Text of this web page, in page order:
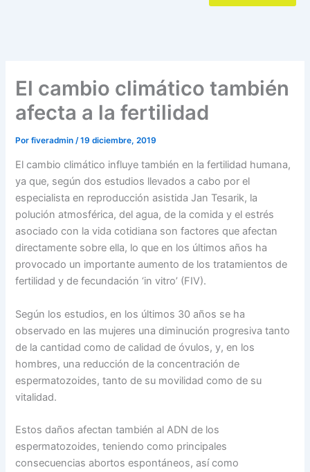
El cambio climático también
afecta a la fertilidad
Porfiveradmin /19 diciembre, 2019
El cambio climático influye también en la fertilidad humana,
ya que, según dos estudios llevados a cabo por el
especialista en reproducción asistida Jan Tesarik, la
polución atmosférica, del agua, de la comida y el estrés
asociado con la vida cotidiana son factores que afectan
directamente sobre ella, lo que en los últimos años ha
provocado un importante aumento de los tratamientos de
fertilidad y de fecundación ‘in vitro’ (FIV).
Según los estudios, en los últimos 30 años se ha
observado en las mujeres una diminución progresiva tanto
de la cantidad como de calidad de óvulos, y, en los
hombres, una reducción de la concentración de
espermatozoides, tanto de su movilidad como de su
vitalidad.
Estos daños afectan también al ADN de los
espermatozoides, teniendo como principales
consecuencias abortos espontáneos, así como